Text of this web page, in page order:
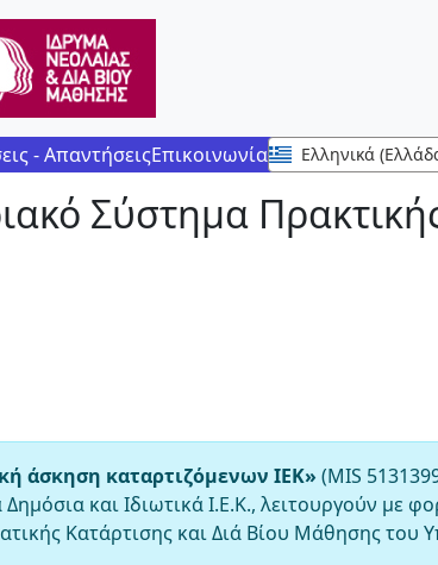
- ΑπαντήσειςΕπικοινωνία Ελληνικά
Σύστημα
άσκηση καταρτιζόμενων ΙΕΚ» (MIS
Δημόσια και Ιδιωτικά Ι.Ε.Κ., λειτουργούν με
Κατάρτισης και Διά Βίου Μάθησης του